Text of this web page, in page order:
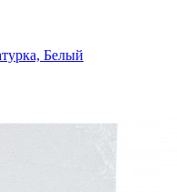
Белый